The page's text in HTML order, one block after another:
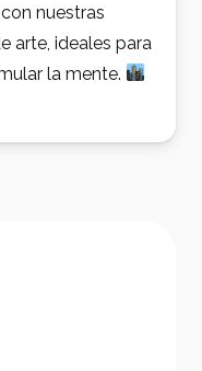
nuestras
arte, ideales para
la mente.